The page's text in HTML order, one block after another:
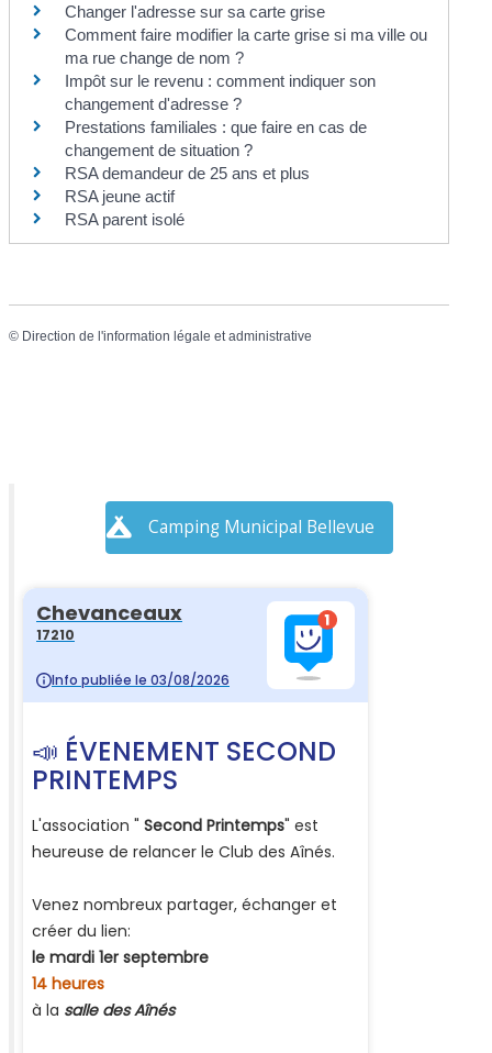
Changer l'adresse sur sa carte grise
Comment faire modifier la carte grise si ma ville ou
ma rue change de nom ?
Impôt sur le revenu : comment indiquer son
changement d'adresse ?
Prestations familiales : que faire en cas de
changement de situation ?
RSA demandeur de 25 ans et plus
RSA jeune actif
RSA parent isolé
© Direction de l'information légale et administrative
Camping Municipal Bellevue